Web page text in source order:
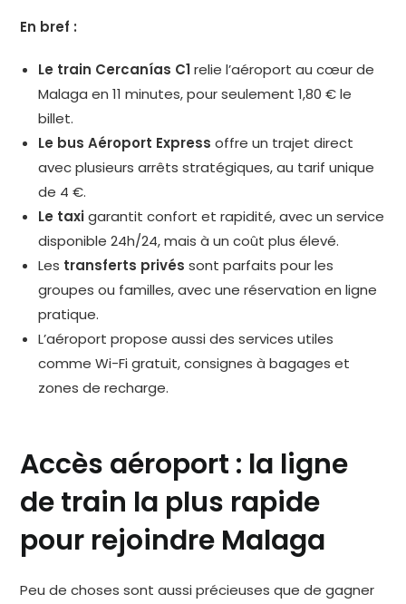
En bref :
Le train Cercanías C1relie l’aéroport au cœur de
Malaga en 11 minutes, pour seulement 1,80 € le
billet.
Le bus Aéroport Express offre un trajet direct
avec plusieurs arrêts stratégiques, au tarif unique
de 4 €.
Le taxigarantit confort et rapidité, avec un service
disponible 24h/24, mais à un coût plus élevé.
Les transferts privés sont parfaits pour les
groupes ou familles, avec une réservation en ligne
pratique.
L’aéroport propose aussi des services utiles
comme Wi-Fi gratuit, consignes à bagages et
zones de recharge.
Accès aéroport : la ligne
de train la plus rapide
pour rejoindre Malaga
Peu de choses sont aussi précieuses que de gagner